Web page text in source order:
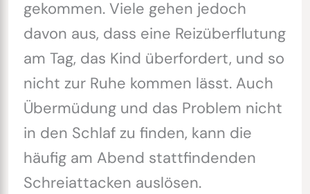
gekommen. Viele gehen jedoch
davon aus, dass eine Reizüberflutung
am Tag, das Kind überfordert, und so
nicht zur Ruhe kommen lässt. Auch
Übermüdung und das Problem nicht
in den Schlaf zu finden, kann die
häufig am Abend stattfindenden
Schreiattacken auslösen.